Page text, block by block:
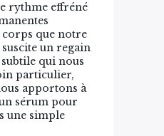
rythme effréné
que notre
un regain
qui nous
particulier,
apportons à
sérum pour
une simple